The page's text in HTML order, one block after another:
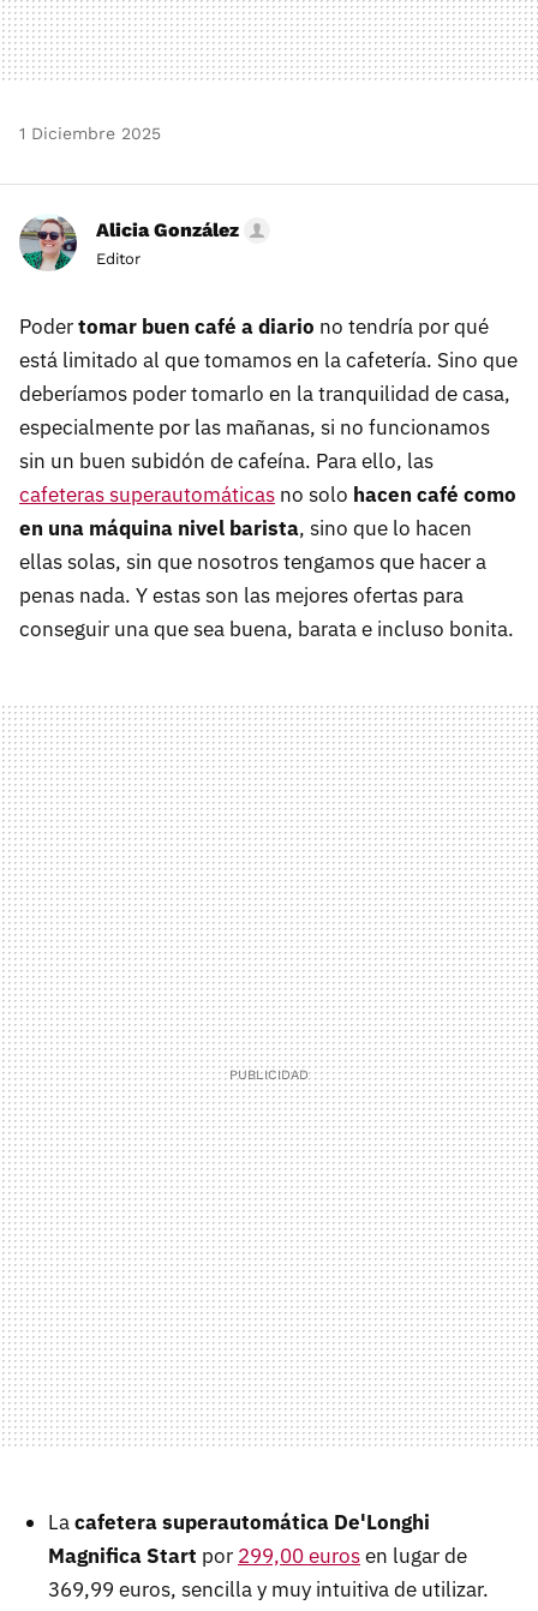
1 Diciembre 2025
Alicia González
Editor
Podertomar buen café a diario no tendría por qué
está limitado al que tomamos en la cafetería. Sino que
deberíamos poder tomarlo en la tranquilidad de casa,
especialmente por las mañanas, si no funcionamos
sin un buen subidón de cafeína. Para ello, las
cafeteras superautomáticas no solo hacen café como
en una máquina nivel barista, sino que lo hacen
ellas solas, sin que nosotros tengamos que hacer a
penas nada. Y estas son las mejores ofertas para
conseguir una que sea buena, barata e incluso bonita.
Lacafetera superautomática De'Longhi
Magnifica Start por 299,00 eurosen lugar de
369,99 euros, sencilla y muy intuitiva de utilizar.